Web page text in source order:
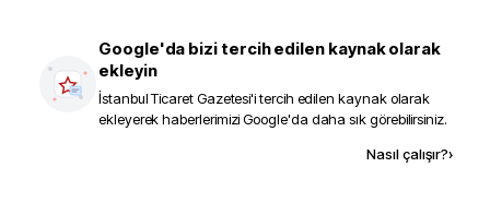
Google'da bizi tercih edilen kaynak olarak
ekleyin
İstanbul Ticaret Gazetesi'i tercih edilen kaynak olarak
ekleyerek haberlerimizi Google'da daha sık görebilirsiniz.
Nasıl çalışır?›